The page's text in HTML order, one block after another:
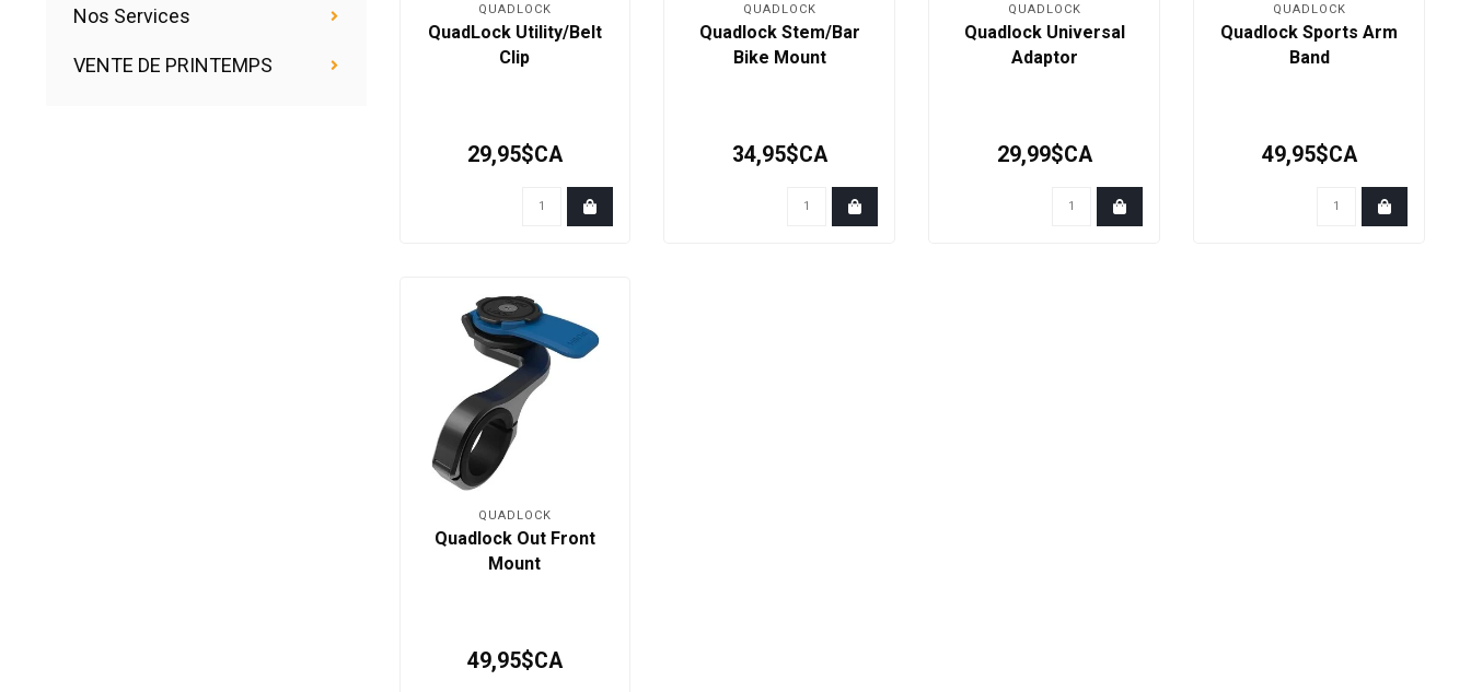
Nos Services
VENTE DE PRINTEMPS
QUADLOCK
QuadLock Utility/Belt
Clip
29,95$CA
QUADLOCK
Quadlock Stem/Bar
Bike Mount
34,95$CA
QUADLOCK
Quadlock Universal
Adaptor
29,99$CA
QUADLOCK
Quadlock Sports Arm
Band
49,95$CA
QUADLOCK
Quadlock Out Front
Mount
49,95$CA